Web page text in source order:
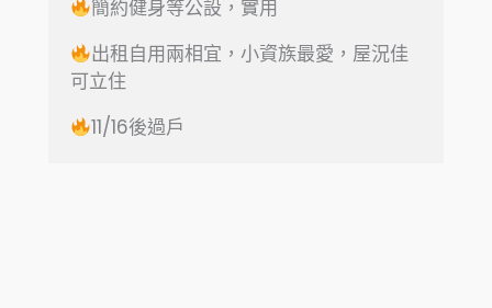
簡約健身等公設，實用
出租自用兩相宜，小資族最愛，屋況佳
可立住
11/16後過戶